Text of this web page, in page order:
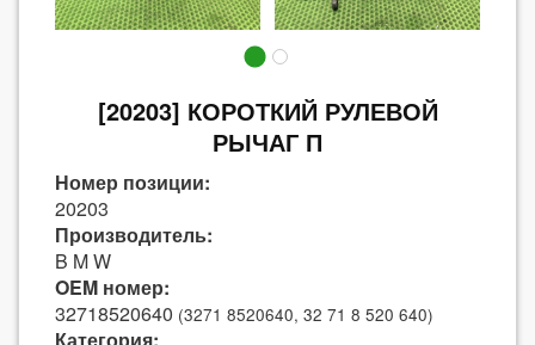
[20203] КОРОТКИЙ РУЛЕВОЙ
РЫЧАГ П
Номер позиции:
20203
Производитель:
B M W
OEM номер:
32718520640 (3271 8520640, 32 71 8 520 640)